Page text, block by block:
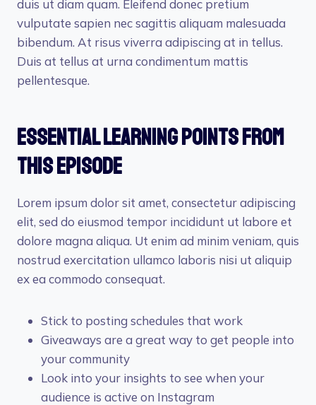
duis ut diam quam. Eleifend donec pretium
vulputate sapien nec sagittis aliquam malesuada
bibendum. At risus viverra adipiscing at in tellus.
Duis at tellus at urna condimentum mattis
pellentesque.
Essential Learning Points From
This Episode
Lorem ipsum dolor sit amet, consectetur adipiscing
elit, sed do eiusmod tempor incididunt ut labore et
dolore magna aliqua. Ut enim ad minim veniam, quis
nostrud exercitation ullamco laboris nisi ut aliquip
ex ea commodo consequat.
Stick to posting schedules that work
Giveaways are a great way to get people into
your community
Look into your insights to see when your
audience is active on Instagram